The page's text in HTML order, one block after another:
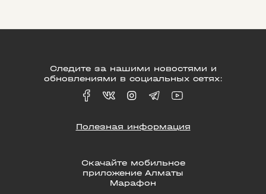
Скачайте мобильное
приложение Алматы
Марафон
Следите за нашими новостями и
обновлениями в социальных сетях:
Полезная информация